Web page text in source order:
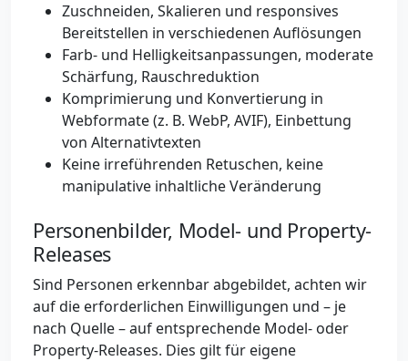
Zuschneiden, Skalieren und responsives
Bereitstellen in verschiedenen Auflösungen
Farb- und Helligkeitsanpassungen, moderate
Schärfung, Rauschreduktion
Komprimierung und Konvertierung in
Webformate (z. B. WebP, AVIF), Einbettung
von Alternativtexten
Keine irreführenden Retuschen, keine
manipulative inhaltliche Veränderung
Personenbilder, Model- und Property-
Releases
Sind Personen erkennbar abgebildet, achten wir
auf die erforderlichen Einwilligungen und – je
nach Quelle – auf entsprechende Model- oder
Property-Releases. Dies gilt für eigene